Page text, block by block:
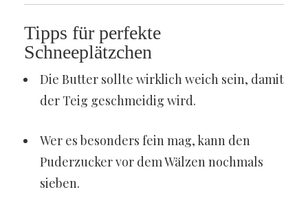
Tipps für perfekte
Schneeplätzchen
Die Butter sollte wirklich weich sein, damit
der Teig geschmeidig wird.
Wer es besonders fein mag, kann den
Puderzucker vor dem Wälzen nochmals
sieben.